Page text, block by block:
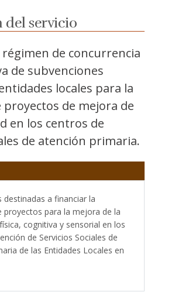
del servicio
régimen de concurrencia
de subvenciones
locales para la
proyectos de mejora de
en los centros de
de atención primaria.
destinadas a financiar la
proyectos para la mejora de la
cognitiva y sensorial en los
de Servicios Sociales de
de las Entidades Locales en